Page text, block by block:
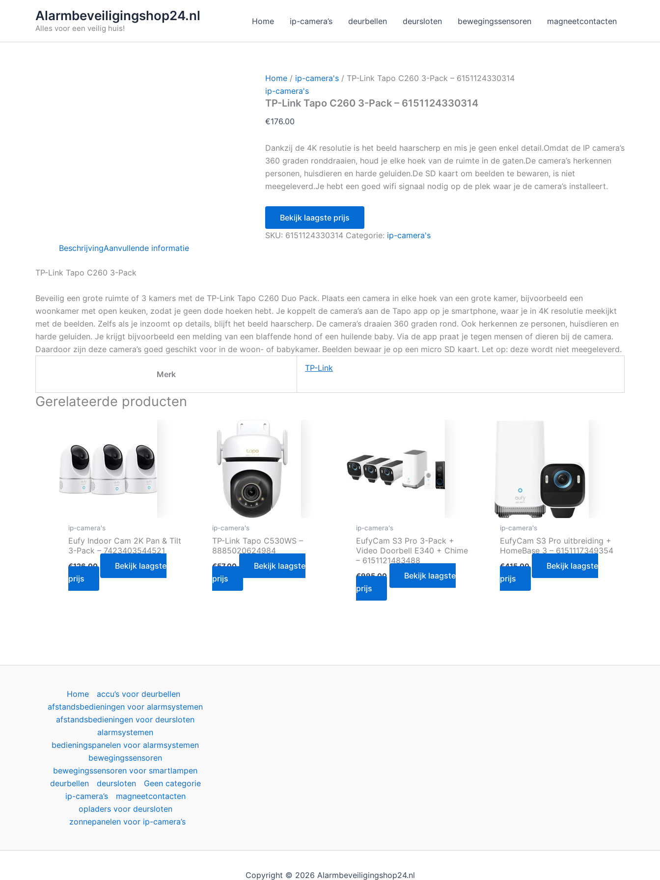
inhoud
Alarmbeveiligingshop24.nl
Alles voor een veilig huis!
Home ip-camera’s deurbellen deursloten bewegingssensoren magneetcontacten
Home / ip-camera's / TP-Link Tapo C260 3-Pack – 6151124330314
ip-camera's
TP-Link Tapo C260 3-Pack – 6151124330314
€176.00
Dankzij de 4K resolutie is het beeld haarscherp en mis je geen enkel detail.Omdat de IP camera’s
360 graden ronddraaien, houd je elke hoek van de ruimte in de gaten.De camera’s herkennen
personen, huisdieren en harde geluiden.De SD kaart om beelden te bewaren, is niet
meegeleverd.Je hebt een goed wifi signaal nodig op de plek waar je de camera’s installeert.
Bekijk laagste prijs
SKU: 6151124330314 Categorie: ip-camera's
BeschrijvingAanvullende informatie
TP-Link Tapo C260 3-Pack
Beveilig een grote ruimte of 3 kamers met de TP-Link Tapo C260 Duo Pack. Plaats een camera in elke hoek van een grote kamer, bijvoorbeeld een
woonkamer met open keuken, zodat je geen dode hoeken hebt. Je koppelt de camera’s aan de Tapo app op je smartphone, waar je in 4K resolutie meekijkt
met de beelden. Zelfs als je inzoomt op details, blijft het beeld haarscherp. De camera’s draaien 360 graden rond. Ook herkennen ze personen, huisdieren en
harde geluiden. Je krijgt bijvoorbeeld een melding van een blaffende hond of een huilende baby. Via de app praat je tegen mensen of dieren bij de camera.
Daardoor zijn deze camera’s goed geschikt voor in de woon- of babykamer. Beelden bewaar je op een micro SD kaart. Let op: deze wordt niet meegeleverd.
Merk
TP-Link
Gerelateerde producten
ip-camera's
Eufy Indoor Cam 2K Pan & Tilt
3-Pack – 7423403544521
€126.00
Bekijk laagste
prijs
ip-camera's
TP-Link Tapo C530WS –
8885020624984
€57.00
Bekijk laagste
prijs
ip-camera's
EufyCam S3 Pro 3-Pack +
Video Doorbell E340 + Chime
– 6151121483488
€995.00
Bekijk laagste
prijs
ip-camera's
EufyCam S3 Pro uitbreiding +
HomeBase 3 – 6151117349354
€415.00
Bekijk laagste
prijs
Home
accu’s voor deurbellen
afstandsbedieningen voor alarmsystemen
afstandsbedieningen voor deursloten
alarmsystemen
bedieningspanelen voor alarmsystemen
bewegingssensoren
bewegingssensoren voor smartlampen
deurbellen
deursloten
Geen categorie
ip-camera’s
magneetcontacten
opladers voor deursloten
zonnepanelen voor ip-camera’s
Copyright © 2026 Alarmbeveiligingshop24.nl